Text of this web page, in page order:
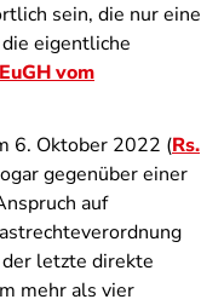
sein, die nur eine
eigentliche
vom
6. Oktober 2022 (Rs.
gegenüber einer
auf
letzte direkte
mehr als vier